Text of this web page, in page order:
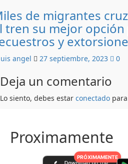
de migrantes
tren su mejor
y
angel 27 septiembre, 2023 0
Deja un comentario
Lo siento, debes estar conectado
Proximamente
PRÓXIMAMENTE